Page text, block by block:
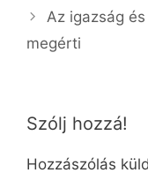
Az igazság
megérti
Szólj hozzá!
Hozzászólás